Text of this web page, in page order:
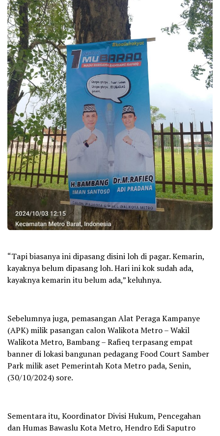
“Tapi biasanya ini dipasang disini loh di pagar. Kemarin,
kayaknya belum dipasang loh. Hari ini kok sudah ada,
kayaknya kemarin itu belum ada,” keluhnya.
Sebelumnya juga, pemasangan Alat Peraga Kampanye
(APK) milik pasangan calon Walikota Metro – Wakil
Walikota Metro, Bambang – Rafieq terpasang empat
banner di lokasi bangunan pedagang Food Court Samber
Park milik aset Pemerintah Kota Metro pada, Senin,
(30/10/2024) sore.
Sementara itu, Koordinator Divisi Hukum, Pencegahan
dan Humas Bawaslu Kota Metro, Hendro Edi Saputro